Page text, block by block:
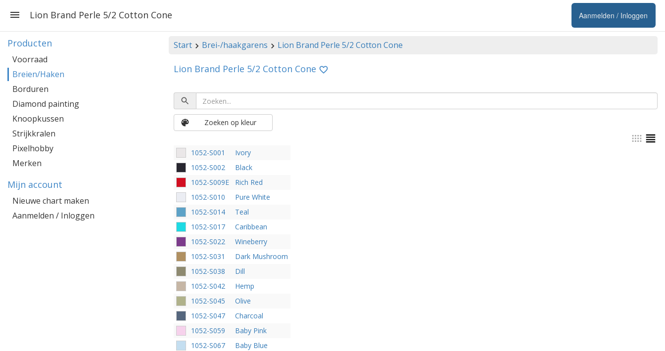
Aanmelden / Inloggen
Lion Brand Perle 5/2 Cotton Cone
Start Brei-/haakgarens Lion Brand Perle 5/2 Cotton Cone
Lion Brand Perle 5/2 Cotton Cone
Zoeken op kleur
1052-S001
Ivory
1052-S002
Black
1052-S009E
Rich Red
1052-S010
Pure White
1052-S014
Teal
1052-S017
Caribbean
1052-S022
Wineberry
1052-S031
Dark Mushroom
1052-S038
Dill
1052-S042
Hemp
1052-S045
Olive
1052-S047
Charcoal
1052-S059
Baby Pink
1052-S067
Baby Blue
Producten
Voorraad
Breien/Haken
Borduren
Diamond painting
Knoopkussen
Strijkkralen
Pixelhobby
Merken
Mijn account
Nieuwe chart maken
Aanmelden / Inloggen